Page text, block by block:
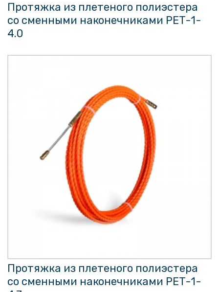
Протяжка из плетеного полиэстера
со сменными наконечниками PET-1-
4.0
Протяжка из плетеного полиэстера
со сменными наконечниками PET-1-